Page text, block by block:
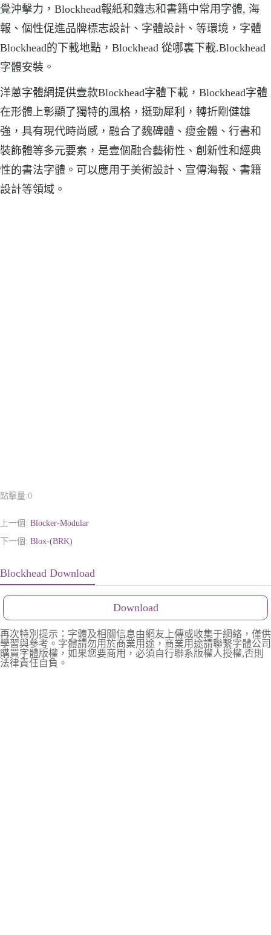
覺沖擊力，Blockhead報紙和雜志和書籍中常用字體, 海
報、個性促進品牌標志設計、字體設計、等環境，字體
Blockhead的下載地點，Blockhead 從哪裏下載.Blockhead
字體安裝。
洋蔥字體網提供壹款Blockhead字體下載，Blockhead字體
在形體上彰顯了獨特的風格，挺勁犀利，轉折剛健雄
強，具有現代時尚感，融合了魏碑體、瘦金體、行書和
裝飾體等多元要素，是壹個融合藝術性、創新性和經典
性的書法字體。可以應用于美術設計、宣傳海報、書籍
設計等領域。
點擊量:0
上一個: Blocker-Modular
下一個: Blox-(BRK)
Blockhead Download
Download
再次特別提示：字體及相關信息由網友上傳或收集于網絡，僅供
學習與參考。字體請勿用於商業用途，商業用途請聯繫字體公司
購買字體版權，如果您要商用，必須自行聯系版權人授權,否則
法律責任自負。